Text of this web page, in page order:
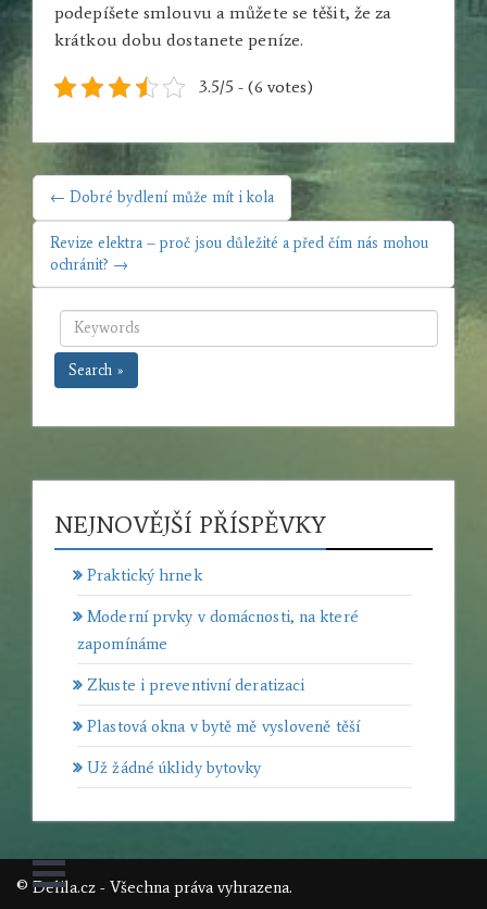
podepíšete smlouvu a můžete se těšit, že za
krátkou dobu dostanete peníze.
3.5/5 - (6 votes)
NAVIGACE
PRO
PŘÍSPĚVEK
← Dobré bydlení může mít i kola
Revize elektra – proč jsou důležité a před čím nás mohou
ochránit? →
Search »
NEJNOVĚJŠÍ PŘÍSPĚVKY
Praktický hrnek
Moderní prvky v domácnosti, na které
zapomínáme
Zkuste i preventivní deratizaci
Plastová okna v bytě mě vysloveně těší
Už žádné úklidy bytovky
© Delila.cz - Všechna práva vyhrazena.